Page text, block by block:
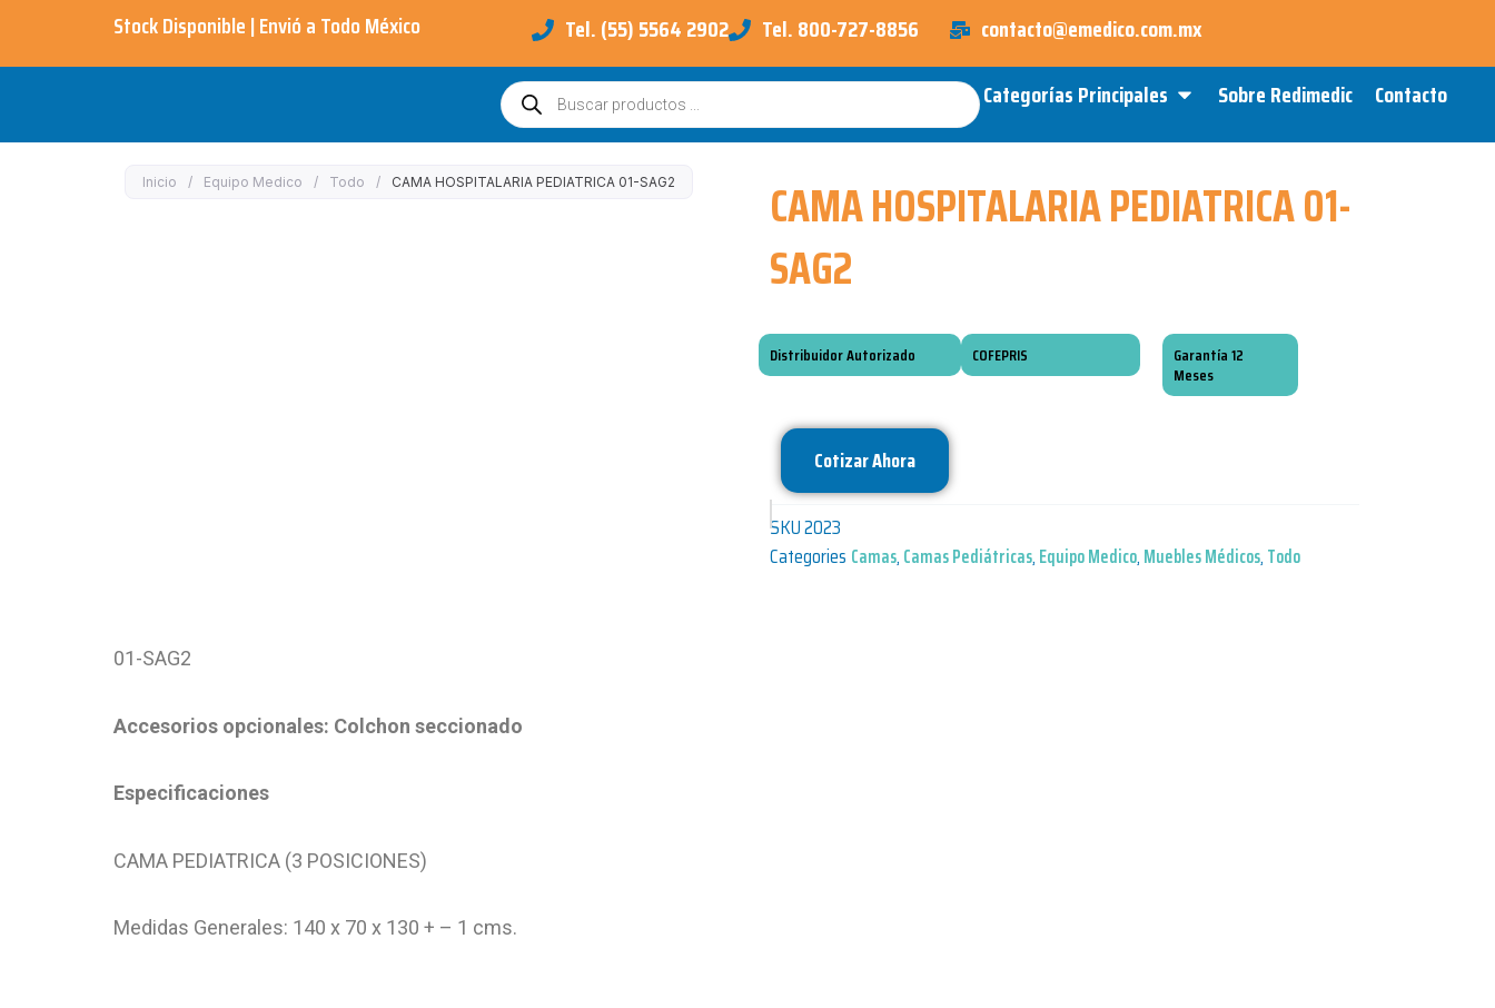
Stock Disponible | Envió a Todo México​ Tel. (55) 5564 2902 Tel. 800-727-8856 contacto@emedico.com.mx
Búsqueda
de
productos
Categorías Principales Open Categorías Principales
Sobre Redimedic Contacto
Inicio / Equipo Medico / Todo / CAMA HOSPITALARIA PEDIATRICA 01-SAG2
CAMA HOSPITALARIA PEDIATRICA 01-
SAG2
Distribuidor Autorizado COFEPRIS
Garantía 12
Meses
Cotizar Ahora
SKU2023
Categories Camas, Camas Pediátricas, Equipo Medico, Muebles Médicos, Todo
01-SAG2
Accesorios opcionales: Colchon seccionado
Especificaciones
CAMA PEDIATRICA (3 POSICIONES)
Medidas Generales: 140 x 70 x 130 + – 1 cms.